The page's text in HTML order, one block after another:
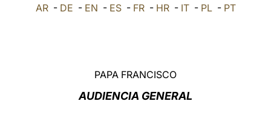
العربيّة AR- DE - EN - ES- FR- HR- IT- PL- PT
PAPA FRANCISCO
AUDIENCIA GENERAL